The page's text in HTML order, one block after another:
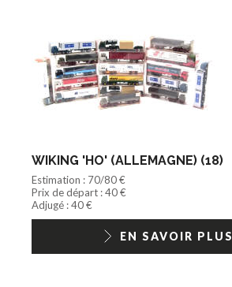
WIKING 'HO' (ALLEMAGNE) (18)
Estimation : 70/80 €
Prix de départ : 40 €
Adjugé : 40 €
EN SAVOIR PLUS